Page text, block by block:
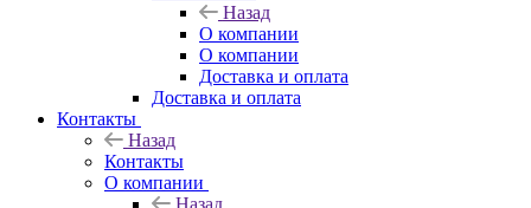
Назад
О компании
О компании
Доставка и оплата
Доставка и оплата
Контакты
Назад
Контакты
О компании
Назад